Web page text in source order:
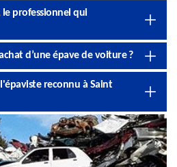
le professionnel qui
d’une épave de voiture ?
reconnu à Saint